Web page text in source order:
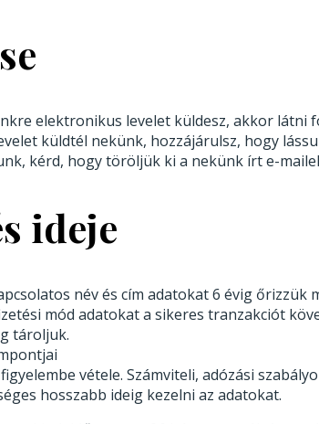
elektronikus levelet küldesz, akkor
küldtél nekünk, hozzájárulsz, hogy
kérd, hogy töröljük ki a nekünk írt e-
ideje
név és cím adatokat 6 évig
mód adatokat a sikeres tranzakciót
tároljuk.
vétele. Számviteli, adózási
hosszabb ideig kezelni az adatokat.